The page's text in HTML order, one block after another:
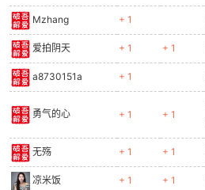
Mzhang + 1
爱拍阴天 + 1 + 1
a8730151a + 1
勇气的心 + 1 + 1
无殇 + 1 + 1
凉米饭 + 1 + 1